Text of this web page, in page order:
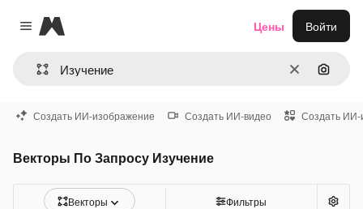
Close menu
Magnific
ОчиститьПоиск
Цены Войти
Создать ИИ-изображение Создать ИИ-видео Создать ИИ-
Векторы По Запросу Изучение
Векторы Фильтры